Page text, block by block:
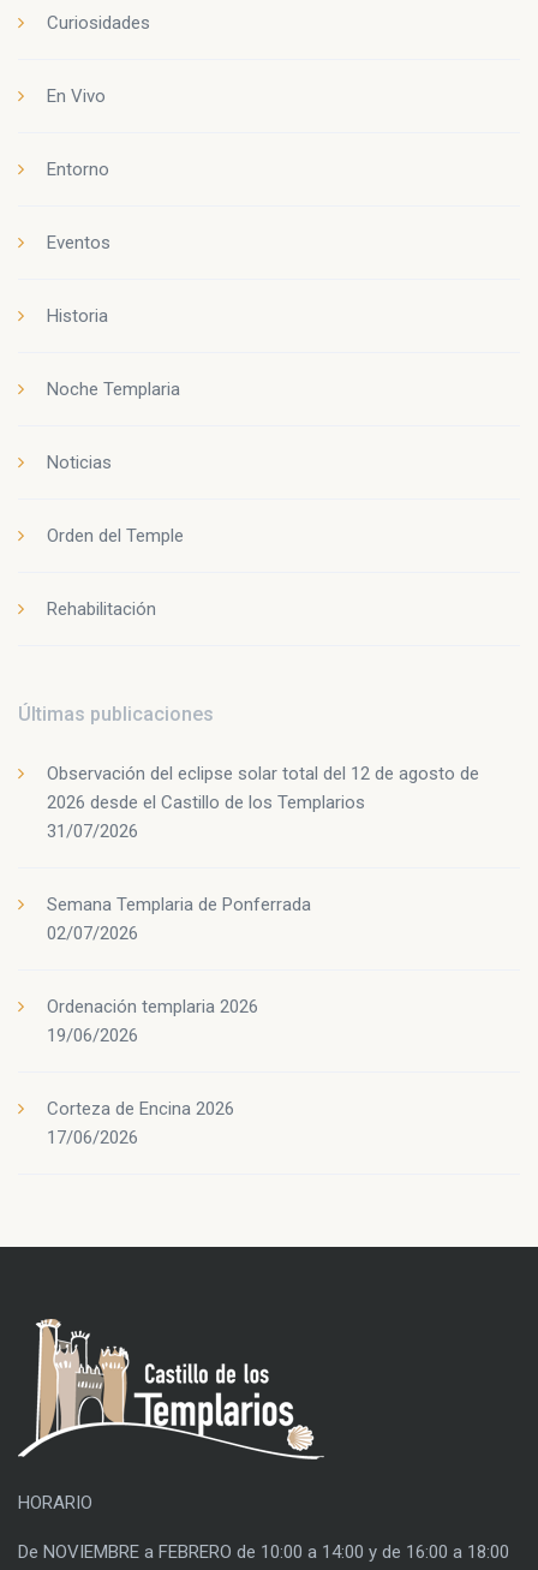
Curiosidades
En Vivo
Entorno
Eventos
Historia
Noche Templaria
Noticias
Orden del Temple
Rehabilitación
Últimas publicaciones
Observación del eclipse solar total del 12 de agosto de
2026 desde el Castillo de los Templarios
31/07/2026
Semana Templaria de Ponferrada
02/07/2026
Ordenación templaria 2026
19/06/2026
Corteza de Encina 2026
17/06/2026
HORARIO
De NOVIEMBRE a FEBRERO de 10:00 a 14:00 y de 16:00 a 18:00